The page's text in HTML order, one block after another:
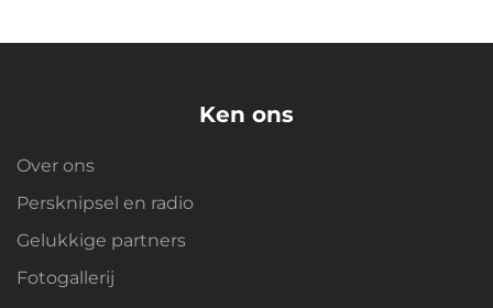
Ken ons
Over ons
Persknipsel en radio
Gelukkige partners
Fotogallerij